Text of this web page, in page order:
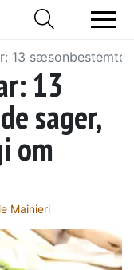
13
13
sager,
om
Mainieri